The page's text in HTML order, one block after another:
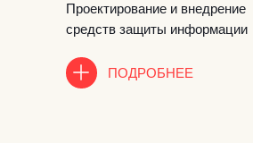
Проектирование и внедрение
средств защиты информации
ПОДРОБНЕЕ